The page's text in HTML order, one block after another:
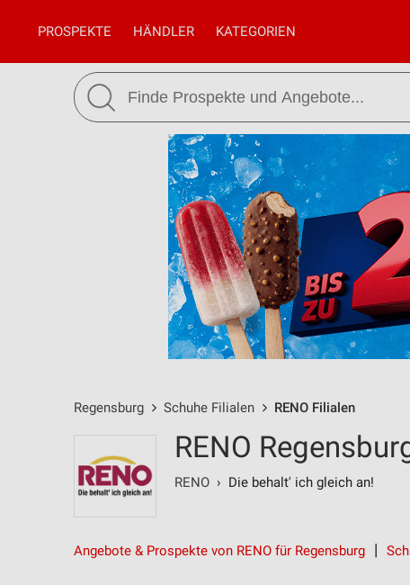
PROSPEKTE HÄNDLER KATEGORIEN
Regensburg Schuhe Filialen RENO Filialen
RENO
RENO › Die behalt' ich gleich an!
Angebote & Prospekte von RENO für Regensburg